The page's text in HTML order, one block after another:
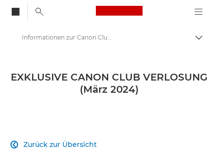
Canon Logo, back
Auf
Competititons & Prize Draws
Informationen zur Canon Club Verlosung März 2024
EXKLUSIVE CANON CLUB VERLOSUNG
(März 2024)
Zurück zur Übersicht
